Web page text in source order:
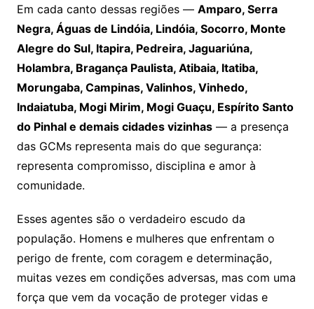
Em cada canto dessas regiões — Amparo, Serra
Negra, Águas de Lindóia, Lindóia, Socorro, Monte
Alegre do Sul, Itapira, Pedreira, Jaguariúna,
Holambra, Bragança Paulista, Atibaia, Itatiba,
Morungaba, Campinas, Valinhos, Vinhedo,
Indaiatuba, Mogi Mirim, Mogi Guaçu, Espírito Santo
do Pinhal e demais cidades vizinhas— a presença
das GCMs representa mais do que segurança:
representa compromisso, disciplina e amor à
comunidade.
Esses agentes são o verdadeiro escudo da
população. Homens e mulheres que enfrentam o
perigo de frente, com coragem e determinação,
muitas vezes em condições adversas, mas com uma
força que vem da vocação de proteger vidas e